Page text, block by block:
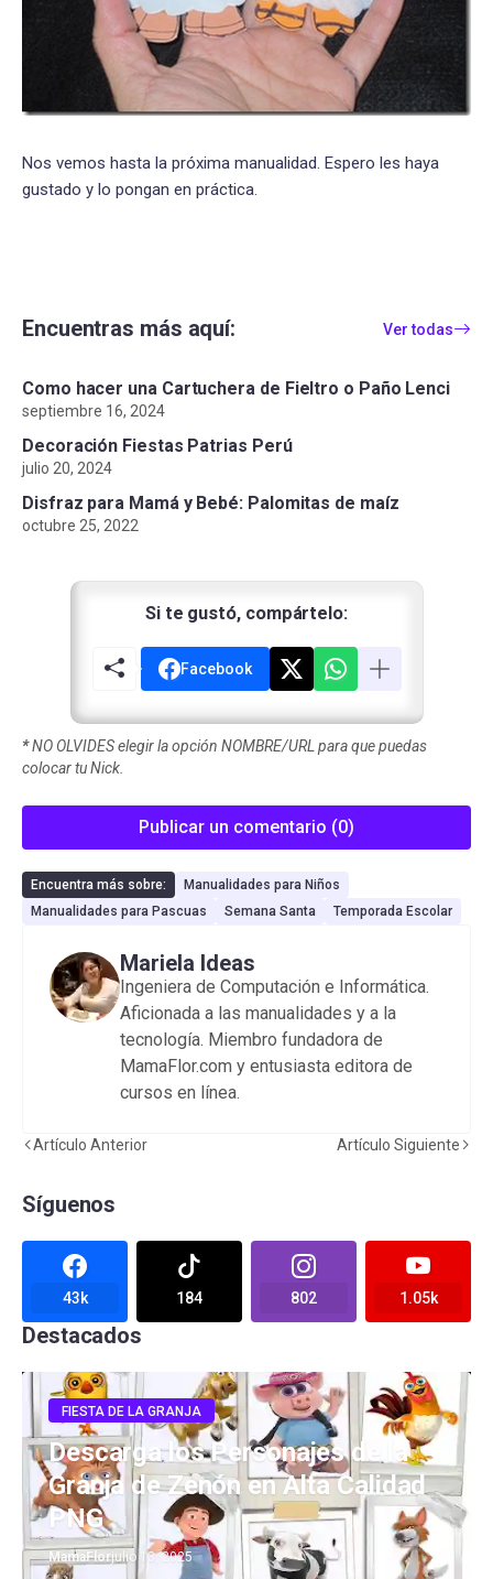
Nos vemos hasta la próxima manualidad. Espero les haya
gustado y lo pongan en práctica.
Encuentras más aquí: Ver todas
Como hacer una Cartuchera de Fieltro o Paño Lenci
septiembre 16, 2024
Decoración Fiestas Patrias Perú
julio 20, 2024
Disfraz para Mamá y Bebé: Palomitas de maíz
octubre 25, 2022
Si te gustó, compártelo:
Facebook
*NO OLVIDES elegir la opción NOMBRE/URL para que puedas
colocar tu Nick.
Publicar un comentario (0)
Encuentra más sobre:
Manualidades para Niños
Manualidades para Pascuas
Semana Santa Temporada Escolar
Mariela Ideas
Ingeniera de Computación e Informática.
Aficionada a las manualidades y a la
tecnología. Miembro fundadora de
MamaFlor.com y entusiasta editora de
cursos en línea.
Artículo Anterior Artículo Siguiente
Síguenos
43k 184 802 1.05k
Destacados
FIESTA DE LA GRANJA
Descarga los Personajes de la
Granja de Zenón en Alta Calidad
PNG
MamaFlorjulio 13, 2025